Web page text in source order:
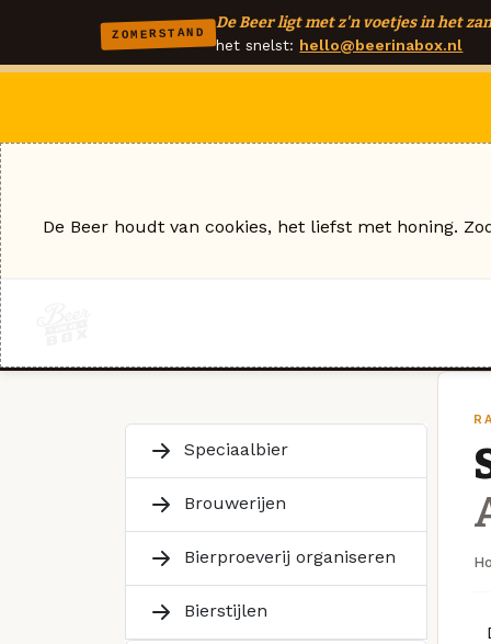
ZOMERSTAND
De Beer ligt met z'n voetjes in het
het snelst: hello@beerinabox.nl
Speciaalbier
Brouwerijen
Bierproeverij organiseren
Bierstijlen
De Beer houdt van cookies, het liefst met honing.